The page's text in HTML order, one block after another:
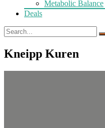
Metabolic Balance
Deals
Kneipp Kuren